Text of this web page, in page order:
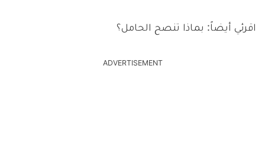
اقرئي أيضاً: بماذا تنصح الحامل؟
ADVERTISEMENT